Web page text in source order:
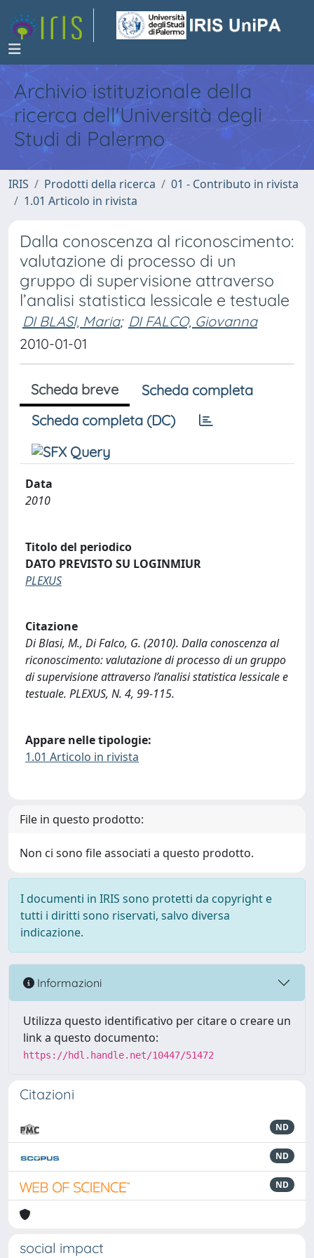
Archivio istituzionale della
ricerca dell'Università degli
Studi di Palermo
IRIS Prodotti della ricerca
01 - Contributo in rivista
1.01 Articolo in rivista
Dalla conoscenza al riconoscimento:
valutazione di processo di un
gruppo di supervisione attraverso
l’analisi statistica lessicale e testuale
DI BLASI, Maria; DI FALCO, Giovanna
2010-01-01
Scheda breve
Scheda completa
Scheda completa (DC)
Data
2010
Titolo del periodico
DATO PREVISTO SU LOGINMIUR
PLEXUS
Citazione
Di Blasi, M., Di Falco, G. (2010). Dalla conoscenza al
riconoscimento: valutazione di processo di un gruppo
di supervisione attraverso l’analisi statistica lessicale e
testuale. PLEXUS, N. 4, 99-115.
Appare nelle tipologie:
1.01 Articolo in rivista
File in questo prodotto:
Non ci sono file associati a questo prodotto.
I documenti in IRIS sono protetti da copyright e
tutti i diritti sono riservati, salvo diversa
indicazione.
Informazioni
Utilizza questo identificativo per citare o creare un
link a questo documento:
https://hdl.handle.net/10447/51472
Citazioni
ND
ND
ND
social impact